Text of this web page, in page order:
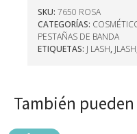
SKU: 7650 ROSA
CATEGORÍAS:
PESTAÑAS DE BANDA
ETIQUETAS: J LASH, JLASH
También